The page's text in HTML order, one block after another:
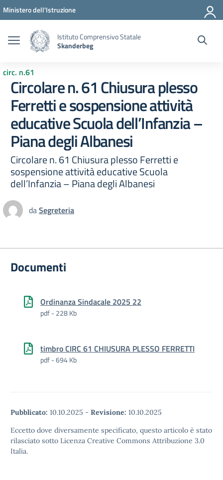
Vai ai contenuti
Vai al menu di navigazione
Vai al footer
Ministero dell'Istruzione
Istituto Comprensivo Statale
Skanderbeg
circ. n.61
Circolare n. 61 Chiusura plesso
Ferretti e sospensione attività
educative Scuola dell’Infanzia –
Piana degli Albanesi
Circolare n. 61 Chiusura plesso Ferretti e
sospensione attività educative Scuola
dell’Infanzia – Piana degli Albanesi
daSegreteria
Documenti
Ordinanza Sindacale 2025 22
pdf - 228 Kb
timbro CIRC 61 CHIUSURA PLESSO FERRETTI
pdf - 694 Kb
Pubblicato: 10.10.2025 - Revisione: 10.10.2025
Eccetto dove diversamente specificato, questo articolo è stato
rilasciato sotto Licenza Creative Commons Attribuzione 3.0
Italia.